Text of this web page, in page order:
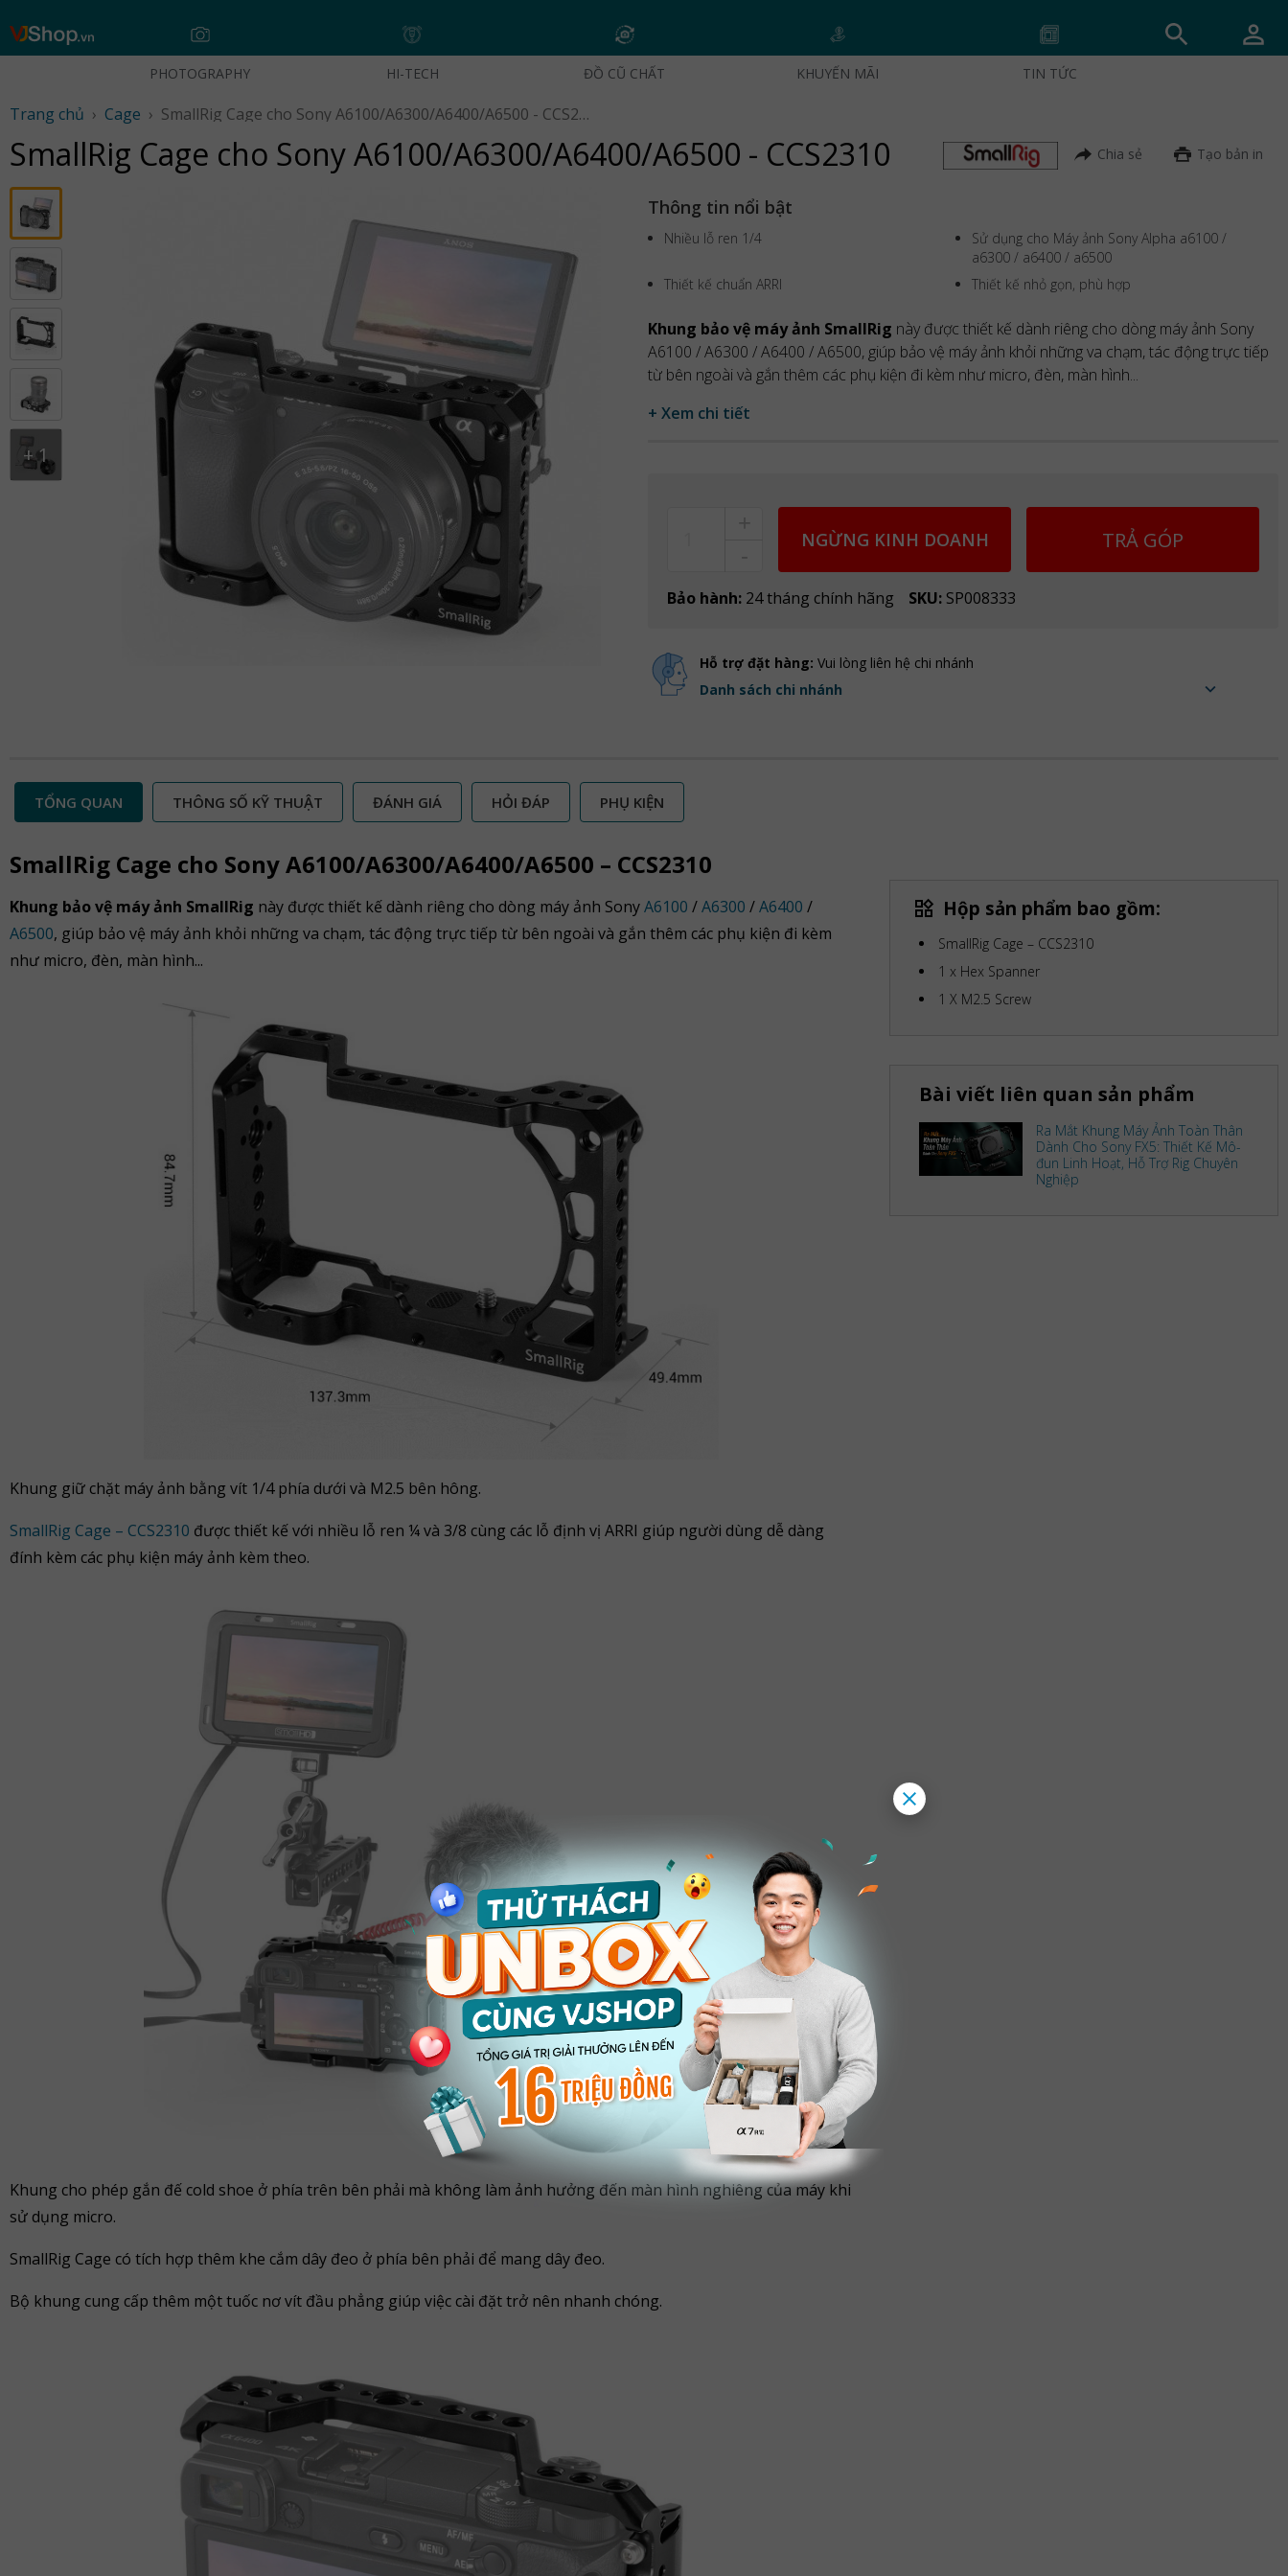
Skip
PHOTOGRAPHY HI-TECH ĐỒ CŨ CHẤT KHUYẾN MÃI TIN TỨC
Trang chủ › Cage › SmallRig Cage cho Sony A6100/A6300/A6400/A6500 - CCS2310
SmallRig Cage cho Sony A6100/A6300/A6400/A6500 - CCS2310 Chia sẻ Tạo bản in
+1
Thông tin nổi bật
Nhiều lỗ ren 1/4
Sử dụng cho Máy ảnh Sony Alpha a6100 /
a6300 / a6400 / a6500
Thiết kế chuẩn ARRI
Thiết kế nhỏ gọn, phù hợp
Khung bảo vệ máy ảnh SmallRig này được thiết kế dành riêng cho dòng máy ảnh Sony
A6100 / A6300 / A6400 / A6500, giúp bảo vệ máy ảnh khỏi những va chạm, tác động trực tiếp
từ bên ngoài và gắn thêm các phụ kiện đi kèm như micro, đèn, màn hình...
+ Xem chi tiết
NGỪNG KINH DOANH TRẢ GÓP
Bảo hành: 24 tháng chính hãng SKU: SP008333
Hỗ trợ đặt hàng: Vui lòng liên hệ chi nhánh
Danh sách chi nhánh
TỔNG QUAN THÔNG SỐ KỸ THUẬT ĐÁNH GIÁ HỎI ĐÁP PHỤ KIỆN
SmallRig Cage cho Sony A6100/A6300/A6400/A6500 – CCS2310
Khung bảo vệ máy ảnh SmallRig này được thiết kế dành riêng cho dòng máy ảnh SonyA6100 /A6300 /A6400 /
A6500, giúp bảo vệ máy ảnh khỏi những va chạm, tác động trực tiếp từ bên ngoài và gắn thêm các phụ kiện đi kèm
như micro, đèn, màn hình...
Khung giữ chặt máy ảnh bằng vít 1/4 phía dưới và M2.5 bên hông.
SmallRig Cage – CCS2310 được thiết kế với nhiều lỗ ren ¼ và 3/8 cùng các lỗ định vị ARRI giúp người dùng dễ dàng
đính kèm các phụ kiện máy ảnh kèm theo.
Khung cho phép gắn đế cold shoe ở phía trên bên phải mà không làm ảnh hưởng đến màn hình nghiêng của máy khi
sử dụng micro.
SmallRig Cage có tích hợp thêm khe cắm dây đeo ở phía bên phải để mang dây đeo.
Bộ khung cung cấp thêm một tuốc nơ vít đầu phẳng giúp việc cài đặt trở nên nhanh chóng.
Hộp sản phẩm bao gồm:
SmallRig Cage – CCS2310
1 x Hex Spanner
1 X M2.5 Screw
Bài viết liên quan sản phẩm
Ra Mắt Khung Máy Ảnh Toàn Thân
Dành Cho Sony FX5: Thiết Kế Mô-
đun Linh Hoạt, Hỗ Trợ Rig Chuyên
Nghiệp